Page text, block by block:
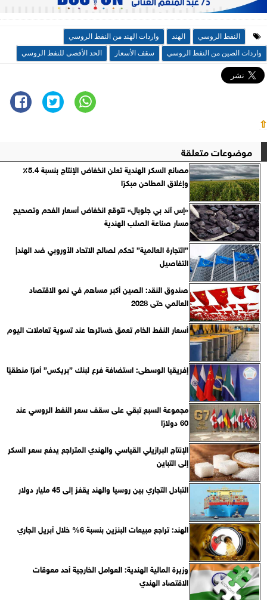
النفط الروسي الهند
واردات الهند من النفط الروسي
واردات الصين من النفط الروسي
سقف الأسعار الحد الأقصى للنفط الروسي
⇧
موضوعات متعلقة
مصانع السكر الهندية تعلن انخفاض الإنتاج بنسبة 5.4٪
وإغلاق المطاحن مبكرًا
«إس آند بي جلوبال» تتوقع انخفاض أسعار الفحم وتصحيح
مسار صناعة الصلب الهندية
”التجارة العالمية” تحكم لصالح الاتحاد الأوروبي ضد الهند|
التفاصيل
صندوق النقد: الصين أكبر مساهم في نمو الاقتصاد
العالمي حتى 2028
أسعار النفط الخام تعمق خسائرها عند تسوية تعاملات اليوم
إفريقيا الوسطى: استضافة فرع لبنك ”بريكس” أمرًا منطقيًا
مجموعة السبع تبقي على سقف سعر النفط الروسي عند
60 دولارًا
الإنتاج البرازيلي القياسي والهندي المتراجع يدفع سعر السكر
إلى التباين
التبادل التجاري بين روسيا والهند يقفز إلى 45 مليار دولار
الهند: تراجع مبيعات البنزين بنسبة 6% خلال أبريل الجاري
وزيرة المالية الهندية: العوامل الخارجية أحد معوقات
الاقتصاد الهندي